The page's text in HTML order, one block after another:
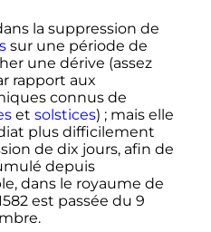
la suppression de
sur une période de
une dérive (assez
rapport aux
connus de
et solstices) ; mais elle
plus difficilement
de dix jours, afin de
depuis
dans le royaume de
est passée du 9